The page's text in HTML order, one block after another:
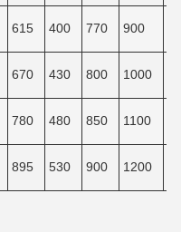
615 400 770 900
670 430 800 1000
780 480 850 1100
895 530 900 1200